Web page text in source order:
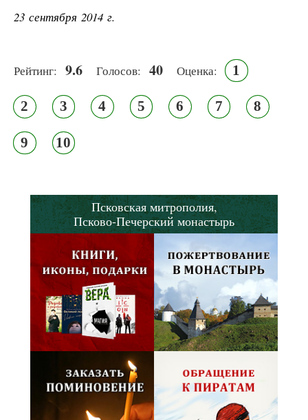
23 сентября 2014 г.
Рейтинг: 9.6 Голосов: 40 Оценка: 1
2 3 4 5 6 7 8
9 10
Псковская митрополия,
Псково-Печерский монастырь